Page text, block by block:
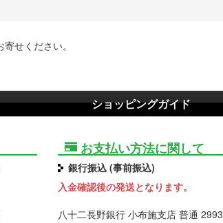
せください。
ショッピングガイド
お支払い方法に関して
銀行振込 (事前振込)
入金確認後の発送となります。
八十二長野銀行 小布施支店 普通 2993